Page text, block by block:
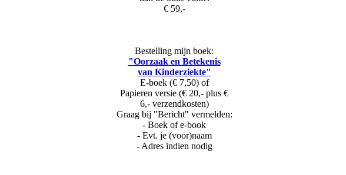
€ 59,-
Bestelling mijn boek:
"Oorzaak en Betekenis
van Kinderziekte"
E-boek (€ 7,50) of
Papieren versie (€ 20,- plus €
6,- verzendkosten)
Graag bij "Bericht" vermelden:
- Boek of e-book
- Evt. je (voor)naam
- Adres indien nodig